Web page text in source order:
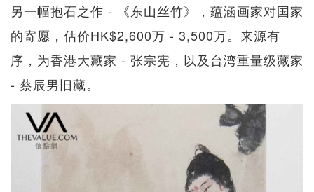
另一幅抱石之作 - 《东山丝竹》，蕴涵画家对国家
的寄愿，估价HK$2,600万 - 3,500万。来源有
序，为香港大藏家 - 张宗宪，以及台湾重量级藏家
- 蔡辰男旧藏。